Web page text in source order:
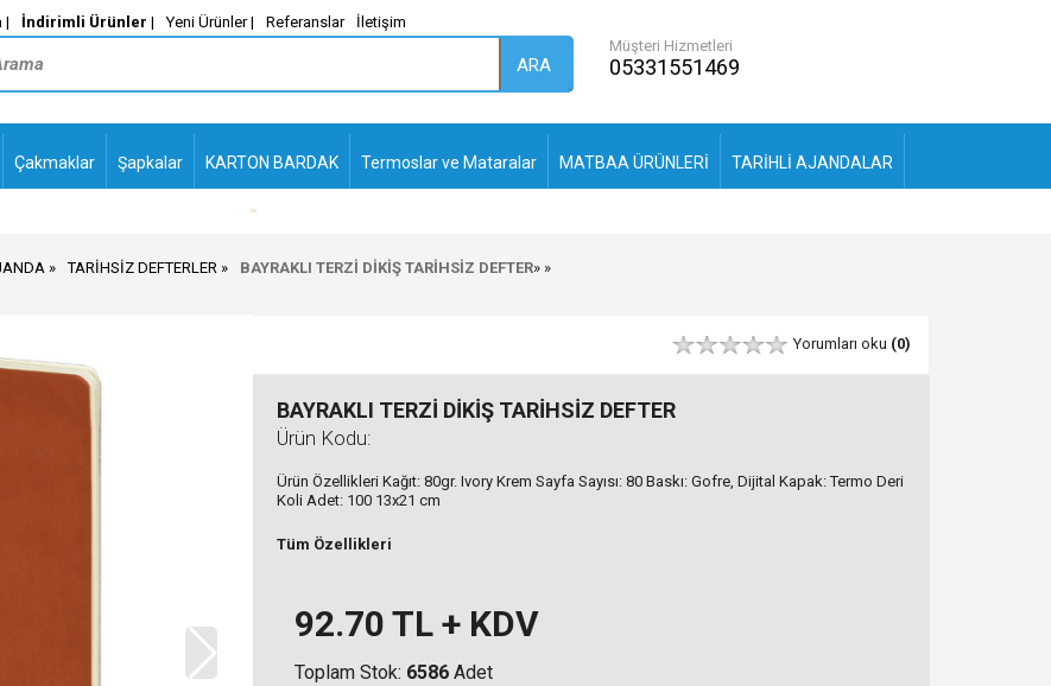
| İndirimli Ürünler | Yeni Ürünler | Referanslar İletişim
ARA
Müşteri Hizmetleri
05331551469
Çakmaklar Şapkalar KARTON BARDAK Termoslar ve Mataralar MATBAA ÜRÜNLERİ TARİHLİ AJANDALAR
PLASTİK TÜKENMEZ
M_
» »
TARİHSİZ DEFTERLER BAYRAKLI TERZİ DİKİŞ TARİHSİZ DEFTER
Yorumları oku (0)
BAYRAKLI TERZİ DİKİŞ TARİHSİZ DEFTER
Ürün Kodu:
Ürün Özellikleri Kağıt: 80gr. Ivory Krem Sayfa Sayısı: 80 Baskı: Gofre, Dijital Kapak: Termo Deri
Koli Adet: 100 13x21 cm
Tüm Özellikleri
92.70 TL + KDV
Toplam Stok: 6586 Adet